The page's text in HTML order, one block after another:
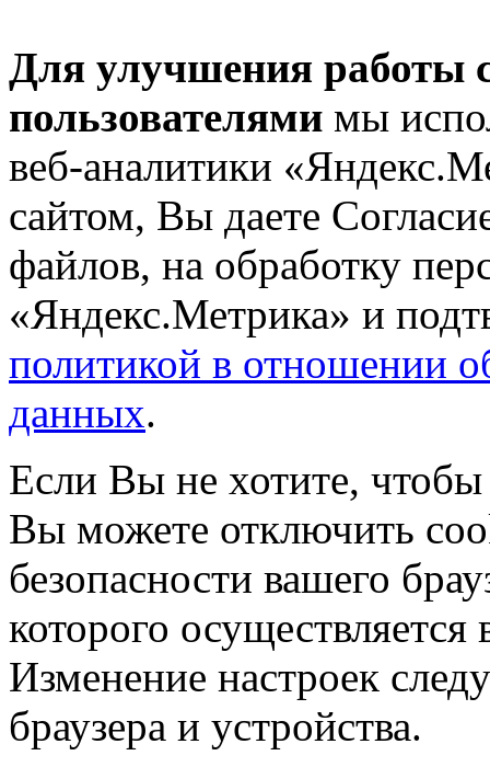
Для улучшения работы
пользователями мы
веб-аналитики
сайтом, Вы даете
файлов, на обработку
«Яндекс.Метрика» и
политикой в отношении
данных.
Если Вы не хотите,
Вы можете отключить
безопасности вашего
которого
Изменение настроек
браузера и устройства.